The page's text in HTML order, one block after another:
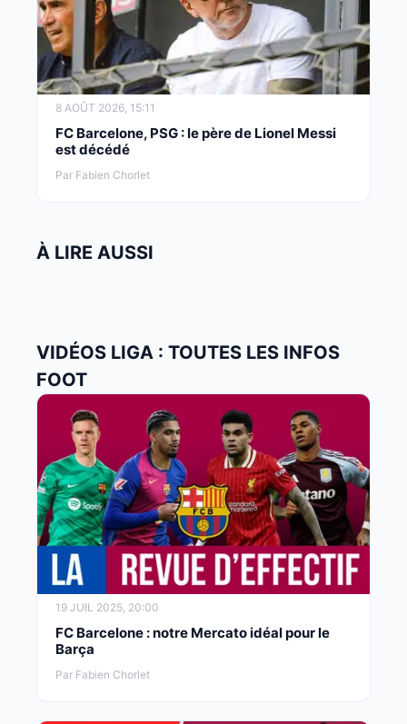
8 AOÛT 2026, 15:11
FC Barcelone, PSG : le père de Lionel Messi
est décédé
Par Fabien Chorlet
À LIRE AUSSI
VIDÉOS LIGA : TOUTES LES INFOS
FOOT
19 JUIL 2025, 20:00
FC Barcelone : notre Mercato idéal pour le
Barça
Par Fabien Chorlet